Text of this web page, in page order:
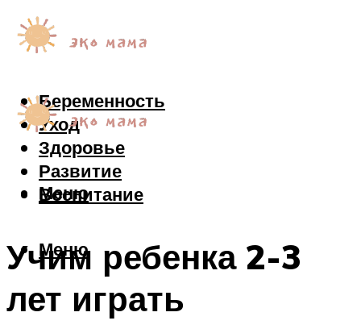
Беременность
Уход
Здоровье
Развитие
Воспитание
Меню
Меню
Учим ребенка 2-3
лет играть